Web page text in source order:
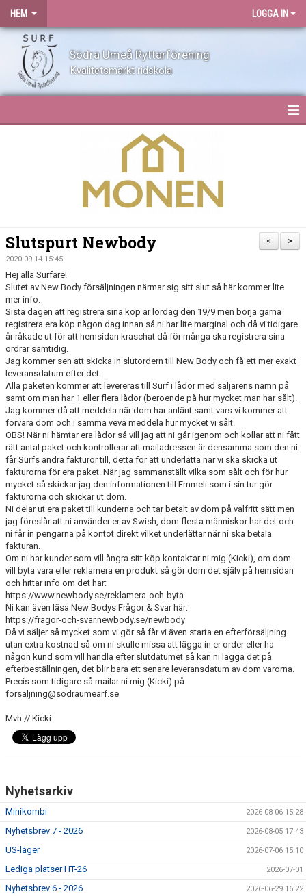
HEM LOGGA IN
Södra Umeå Ryttarförening
Kvalitetsmärkt ridskola
ANLÄGGNING
BLI MEDLEM
RIDHUSBOKNINGAR
IDEELLT ARBETE
PROVISIONSFÖRSÄLJNING
FRAMSTEG
BOTNIA HÄSTKLINIK
SURF-FONDEN
SURF-HÄNG
TORSDAGSDRESSYREN
BOKNINGAR
>
<
Slutspurt Newbody
2020-09-14 15:45
Hej alla Surfare!
Slutet av New Body försäljningen närmar sig sitt slut så här kommer lite
mer info.
Sista dagen att registrera sina köp är lördag den 19/9 men börja gärna
registrera era köp någon dag innan så ni har lite marginal och då vi tidigare
år råkade ut för att hemsidan kraschat då för många ska registrera sina
ordrar samtidig.
Jag kommer sen att skicka in slutordern till New Body och få ett mer exakt
leveransdatum efter det.
Alla paketen kommer att levereras till Surf i lådor med säljarens namn på
samt om man har 1 eller flera lådor (beroende på hur mycket man har sålt).
Jag kommer då att meddela när dom har anlänt samt vars vi kommer att
förvara dom och i samma veva meddela hur mycket vi sålt.
OBS! När ni hämtar era lådor så vill jag att ni går igenom och kollar att ni fått
rätt antal paket och kontrollerar att mailadressen är densamma som den ni
får Surfs andra fakturor till, detta för att underlätta när vi ska skicka ut
fakturorna för era paket. När jag sammanställt vilka som sålt och för hur
mycket så skickar jag den informationen till Emmeli som i sin tur gör
fakturorna och skickar ut dom.
Ni delar ut era paket till kunderna och tar betalt av dom på valfritt sätt men
jag föreslår att ni använder er av Swish, dom flesta människor har det och
ni får in pengarna på kontot direkt vilket underlättar när ni ska betala
fakturan.
Om ni har kunder som vill ångra sitt köp kontaktar ni mig (Kicki), om dom
vill byta vara eller reklamera en produkt så gör dom det själv på hemsidan
och hittar info om det här:
https://www.newbody.se/reklamera-och-byta
Ni kan även läsa New Bodys Frågor & Svar här:
https://fragor-och-svar.newbody.se/newbody
Då vi säljer så mycket som vi gör så får vi även starta en efterförsäljning
utan extra kostnad så om ni skulle missa att lägga in er order eller ha
någon kund som vill handla efter slutdatumet så kan ni lägga det på
efterbeställningen, det blir bara ett senare leveransdatum av dom varorna.
Precis som tidigare så mailar ni mig (Kicki) på:
forsaljning@sodraumearf.se
Mvh // Kicki
Nyhetsarkiv
Minikombi 2026-08-06 15:28
Nyhetsbrev 7 - 2026 2026-08-05 17:43
US-läger 2026-07-06 15:10
Lediga platser HT-26 2026-07-01
Nyhetsbrev 6 - 2026 2026-06-29 16:22